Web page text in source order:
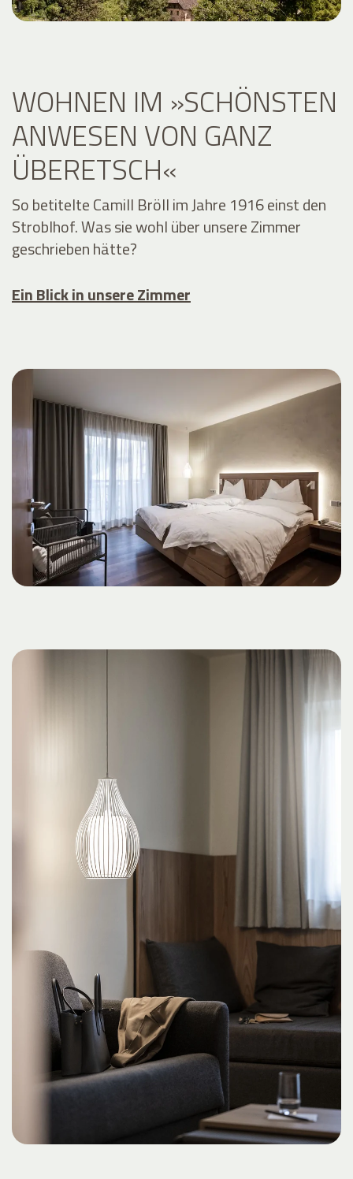
WOHNEN IM »SCHÖNSTEN
ANWESEN VON GANZ
ÜBERETSCH«
So betitelte Camill Bröll im Jahre 1916 einst den
Stroblhof. Was sie wohl über unsere Zimmer
geschrieben hätte?
Ein Blick in unsere Zimmer